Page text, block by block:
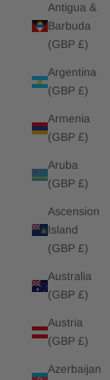
Antigua &
Barbuda
(GBP £)
Argentina
(GBP £)
Armenia
(GBP £)
Aruba
(GBP £)
Ascension
Island
(GBP £)
Australia
(GBP £)
Austria
(GBP £)
Azerbaijan